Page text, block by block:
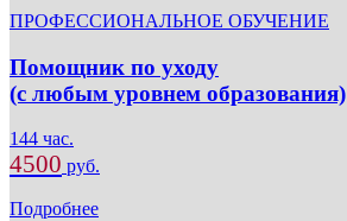
ПРОФЕССИОНАЛЬНОЕ ОБУЧЕНИЕ
Помощник по уходу
(с любым уровнем образования)
144 час.
4500 руб.
Подробнее